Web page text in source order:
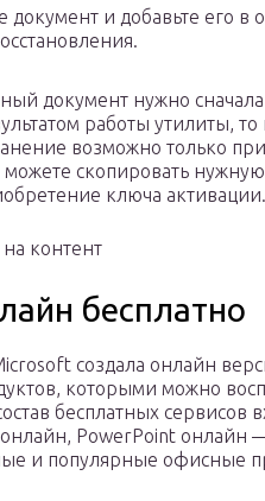
документ и добавьте его в
документ нужно
работы утилиты,
возможно только
можете скопировать
ключа активации.
контент
бесплатно
создала онлайн
которыми можно
бесплатных сервисов
PowerPoint онлайн
и популярные офисные